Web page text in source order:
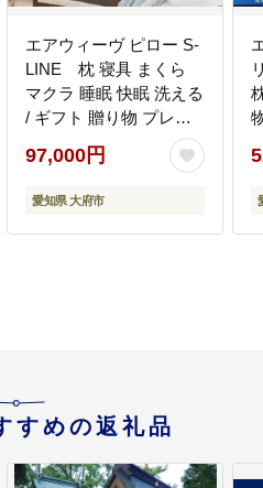
エアウィーヴ ピロー S-
LINE 枕 寝具 まくら
マクラ 睡眠 快眠 洗える
/ ギフト 贈り物 プレゼ
ント 祝い 内祝い 誕生日
記念日 お土産 父 母 敬
老 お中元 お歳暮
97,000円
愛知県 大府市
すめの返礼品